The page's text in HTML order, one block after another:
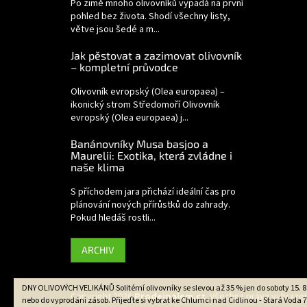
DNY OLIVOVÝCH VELIKÁNŮ Solitérní olivovníky se slevou až 35 % jen do soboty 15. 8.
nebo do vyprodání zásob. Přijeďte si vybrat ke Chlumci nad Cidlinou - Stará Voda
Po zimě mnoho olivovníků vypadá na první
pohled bez života. Shodí všechny listy,
větve jsou šedé a m...
Jak pěstovat a zazimovat olivovník
– kompletní průvodce
Olivovník evropský (Olea europaea) –
ikonický strom Středomoří Olivovník
evropský (Olea europaea) j...
Banánovníky Musa basjoo a
Maurelii: Exotika, která zvládne i
naše klima
S příchodem jara přichází ideální čas pro
plánování nových přírůstků do zahrady.
Pokud hledáš rostli...
ARCHIV
Copyright 2026Prodejpalem.cz. Všechna práva